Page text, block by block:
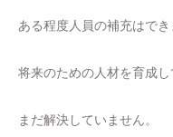
ある程度人員の補充はでき
将来のための人材を育成
まだ解決していません。